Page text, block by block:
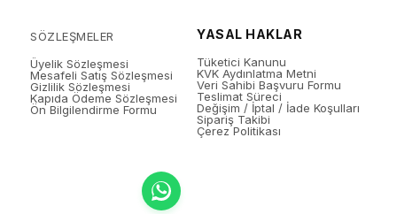
SÖZLEŞMELER
Üyelik Sözleşmesi
Mesafeli Satış Sözleşmesi
Gizlilik Sözleşmesi
Kapıda Ödeme Sözleşmesi
Ön Bilgilendirme Formu
YASAL HAKLAR
Tüketici Kanunu
KVK Aydınlatma Metni
Veri Sahibi Başvuru Formu
Teslimat Süreci
Değişim / İptal / İade Koşulları
Sipariş Takibi
Çerez Politikası